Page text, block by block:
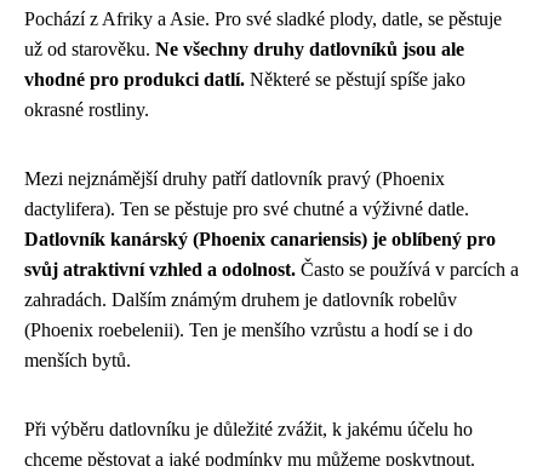
Pochází z Afriky a Asie. Pro své sladké plody, datle, se pěstuje
už od starověku. Ne všechny druhy datlovníků jsou ale
vhodné pro produkci datlí. Některé se pěstují spíše jako
okrasné rostliny.
Mezi nejznámější druhy patří datlovník pravý (Phoenix
dactylifera). Ten se pěstuje pro své chutné a výživné datle.
Datlovník kanárský (Phoenix canariensis) je oblíbený pro
svůj atraktivní vzhled a odolnost. Často se používá v parcích a
zahradách. Dalším známým druhem je datlovník robelův
(Phoenix roebelenii). Ten je menšího vzrůstu a hodí se i do
menších bytů.
Při výběru datlovníku je důležité zvážit, k jakému účelu ho
chceme pěstovat a jaké podmínky mu můžeme poskytnout.